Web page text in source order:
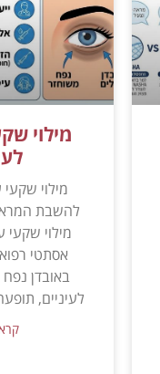
מילוי
מילוי שקעי
להשבת
מילוי שקעי
אסתטי
באובדן
לעיניים,